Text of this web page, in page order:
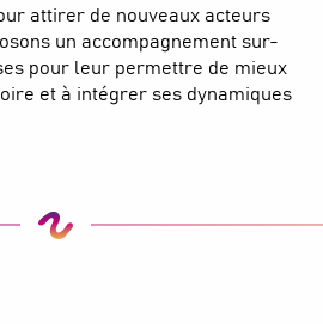
attirer de nouveaux acteurs
un accompagnement sur-
pour leur permettre de mieux
et à intégrer ses dynamiques